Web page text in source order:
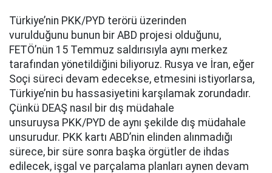
Türkiye’nin PKK/PYD terörü üzerinden
vurulduğunu bunun bir ABD projesi olduğunu,
FETÖ’nün 15 Temmuz saldırısıyla aynı merkez
tarafından yönetildiğini biliyoruz. Rusya ve İran, eğer
Soçi süreci devam edecekse, etmesini istiyorlarsa,
Türkiye’nin bu hassasiyetini karşılamak zorundadır.
Çünkü DEAŞ nasıl bir dış müdahale
unsuruysa PKK/PYD de aynı şekilde dış müdahale
unsurudur. PKK kartı ABD’nin elinden alınmadığı
sürece, bir süre sonra başka örgütler de ihdas
edilecek, işgal ve parçalama planları aynen devam